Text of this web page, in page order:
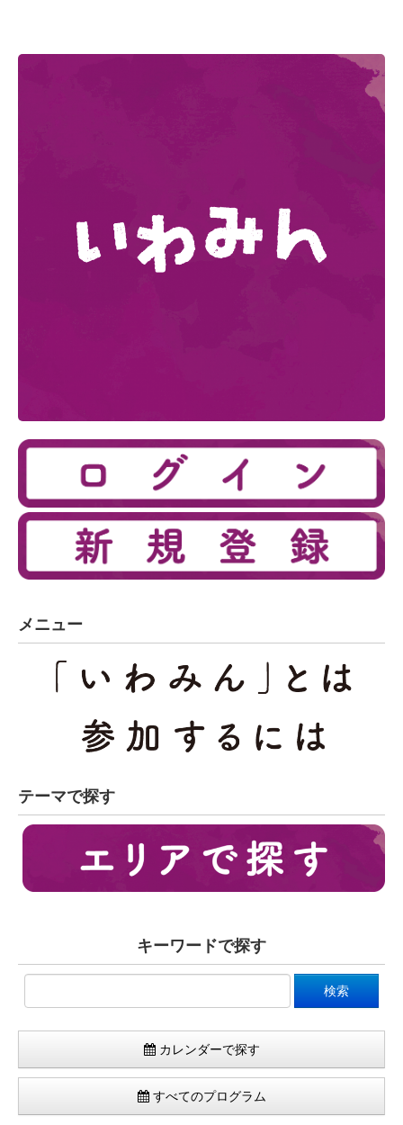
メニュー
テーマで探す
キーワードで探す
カレンダーで探す
すべてのプログラム